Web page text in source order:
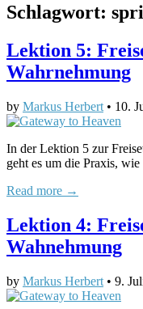
Schlagwort:
Lektion 5:
Wahrnehmung
by Markus Herbert • 10.
In der Lektion 5 zur
geht es um die Praxis,
Read more →
Lektion 4:
Wahnehmung
by Markus Herbert • 9.